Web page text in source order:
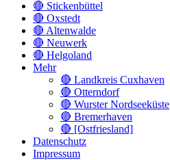
🔴 Stickenbüttel
🔴 Oxstedt
🔴 Altenwalde
🔴 Neuwerk
🔴 Helgoland
Mehr
🔴 Landkreis Cuxhaven
🔴 Otterndorf
🔴 Wurster Nordseeküste
🔴 Bremerhaven
🔴 [Ostfriesland]
Datenschutz
Impressum